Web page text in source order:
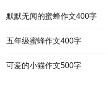
默默无闻的蜜蜂作文400字
五年级蜜蜂作文400字
可爱的小猫作文500字